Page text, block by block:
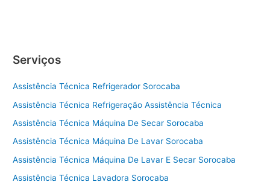
t
n
c
a
t
n
Serviços
Assistência Técnica Refrigerador Sorocaba
Assistência Técnica Refrigeração Assistência Técnica
Assistência Técnica Máquina De Secar Sorocaba
Assistência Técnica Máquina De Lavar Sorocaba
Assistência Técnica Máquina De Lavar E Secar Sorocaba
Assistência Técnica Lavadora Sorocaba